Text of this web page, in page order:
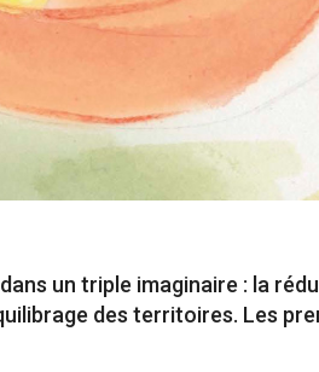
un triple imaginaire : la
des territoires. Les